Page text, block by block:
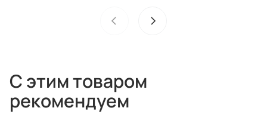
С этим товаром
рекомендуем